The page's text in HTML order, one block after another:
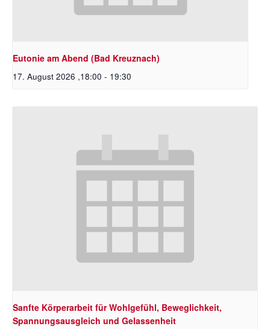
Eutonie am Abend (Bad Kreuznach)
17. August 2026 ,18:00 - 19:30
Sanfte Körperarbeit für Wohlgefühl, Beweglichkeit,
Spannungsausgleich und Gelassenheit